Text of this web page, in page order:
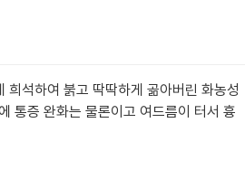
희석하여 붉고 딱딱하게 곪아버린 화농성
통증 완화는 물론이고 여드름이 터서 흉